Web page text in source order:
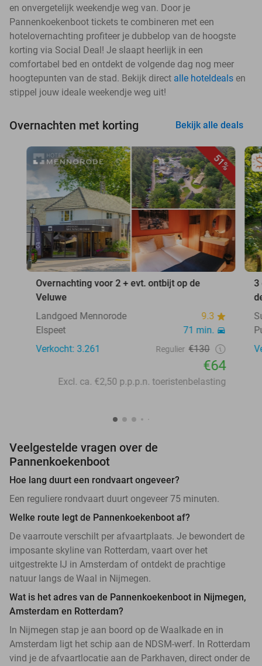
en onvergetelijk weekendje weg van. Door je
Pannenkoekenboot tickets te combineren met een
hotelovernachting profiteer je dubbelop van de hoogste
korting via Social Deal! Je slaapt heerlijk in een
comfortabel bed en ontdekt de volgende dag nog meer
hoogtepunten van de stad. Bekijk direct alle hoteldeals en
stippel jouw ideale weekendje weg uit!
Overnachten met korting Bekijk alle deals
51%
Overnachting voor 2 + evt. ontbijt op de
Veluwe
Landgoed Mennorode
9.3
Elspeet
71 min.
Verkocht: 3.261
Regulier €130
€64
Excl. ca. €2,50 p.p.p.n. toeristenbelasting
3
Veelgestelde vragen over de
Pannenkoekenboot
Hoe lang duurt een rondvaart ongeveer?
Een reguliere rondvaart duurt ongeveer 75 minuten.
Welke route legt de Pannenkoekenboot af?
De vaarroute verschilt per afvaartplaats. Je bewondert de
imposante skyline van Rotterdam, vaart over het
uitgestrekte IJ in Amsterdam of ontdekt de prachtige
natuur langs de Waal in Nijmegen.
Wat is het adres van de Pannenkoekenboot in Nijmegen,
Amsterdam en Rotterdam?
In Nijmegen stap je aan boord op de Waalkade en in
Amsterdam ligt het schip aan de NDSM-werf. In Rotterdam
vind je de afvaartlocatie aan de Parkhaven, direct onder de